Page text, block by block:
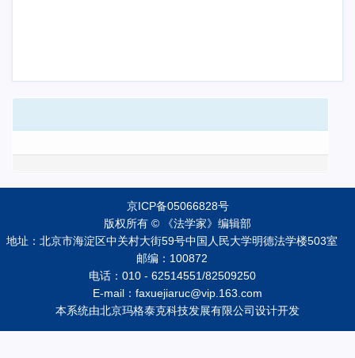
京ICP备05066828号
版权所有 © 《法学家》编辑部
地址：北京市海淀区中关村大街59号中国人民大学明德法学楼503室
邮编：100872
电话：010 - 62514551/82509250
E-mail：faxuejiaruc@vip.163.com
本系统由北京玛格泰克科技发展有限公司设计开发